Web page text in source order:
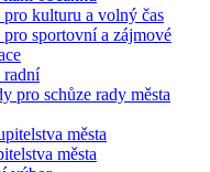
kulturu a volný čas
sportovní a zájmové
radní
pro schůze rady města
města
města